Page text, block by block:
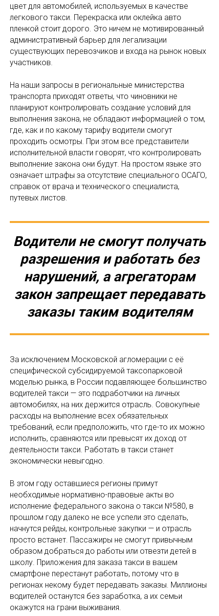
цвет для автомобилей, используемых в качестве
легкового такси. Перекраска или оклейка авто
пленкой стоит дорого. Это ничем не мотивированный
административный барьер для легализации
существующих перевозчиков и входа на рынок новых
участников.
На наши запросы в региональные министерства
транспорта приходят ответы, что чиновники не
планируют контролировать создание условий для
выполнения закона, не обладают информацией о том,
где, как и по какому тарифу водители смогут
проходить осмотры. При этом все представители
исполнительной власти говорят, что контролировать
выполнение закона они будут. На простом языке это
означает штрафы за отсутствие специального ОСАГО,
справок от врача и технического специалиста,
путевых листов.
Водители не смогут получать
разрешения и работать без
нарушений, а агрегаторам
закон запрещает передавать
заказы таким водителям
За исключением Московской агломерации с её
специфической субсидируемой таксопарковой
моделью рынка, в России подавляющее большинство
водителей такси — это подработчики на личных
автомобилях, на них держится отрасль. Совокупные
расходы на выполнение всех обязательных
требований, если предположить, что где-то их можно
исполнить, сравняются или превысят их доход от
деятельности такси. Работать в такси станет
экономически невыгодно.
В этом году оставшиеся регионы примут
необходимые нормативно-правовые акты во
исполнение федерального закона о такси №580, в
прошлом году далеко не все успели это сделать,
начнутся рейды, контрольные закупки — и отрасль
просто встанет. Пассажиры не смогут привычным
образом добраться до работы или отвезти детей в
школу. Приложения для заказа такси в вашем
смартфоне перестанут работать, потому что в
регионах некому будет передавать заказы. Миллионы
водителей останутся без заработка, а их семьи
окажутся на грани выживания.